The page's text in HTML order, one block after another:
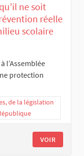
ne soit
réelle
scolaire
l’Assemblée
protection
de la législation
VOIR